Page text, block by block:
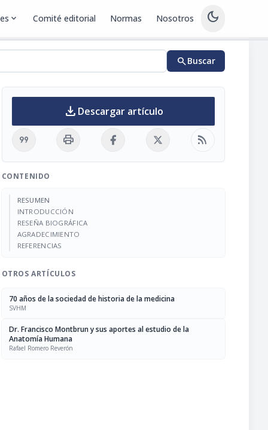
expand_more Comité editorial Normas Nosotros dark_mode
searchBuscar
download Descargar artículo
format_quote print rss_feed
CONTENIDO
RESUMEN
INTRODUCCIÓN
RESEÑA BIOGRÁFICA
AGRADECIMIENTO
REFERENCIAS
OTROS ARTÍCULOS
70 años de la sociedad de historia de la medicina
SVHM
Dr. Francisco Montbrun y sus aportes al estudio de la
Anatomía Humana
Rafael Romero Reverón